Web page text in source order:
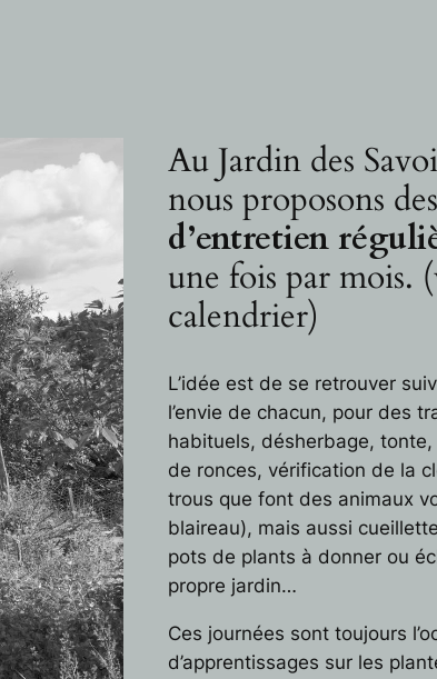
Au Jardin des
nous proposons des
d’entretien
une fois par mois.
calendrier)
L’idée est de se retrouver
l’envie de chacun, pour des
habituels, désherbage,
de ronces, vérification de la
trous que font des animaux
blaireau), mais aussi
pots de plants à donner ou
propre jardin…
Ces journées sont toujours
d’apprentissages sur les